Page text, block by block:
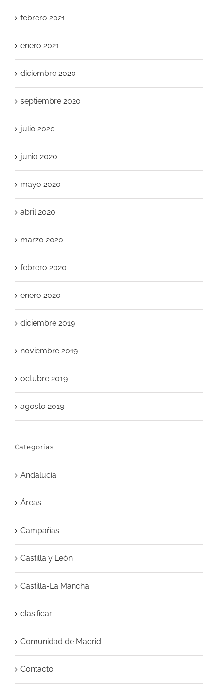
febrero 2021
enero 2021
diciembre 2020
septiembre 2020
julio 2020
junio 2020
mayo 2020
abril 2020
marzo 2020
febrero 2020
enero 2020
diciembre 2019
noviembre 2019
octubre 2019
agosto 2019
Categorías
Andalucía
Áreas
Campañas
Castilla y León
Castilla-La Mancha
clasificar
Comunidad de Madrid
Contacto